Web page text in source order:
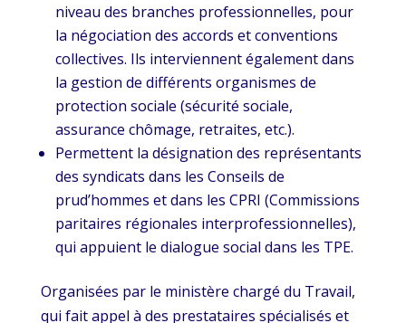
niveau des branches professionnelles, pour
la négociation des accords et conventions
collectives. Ils interviennent également dans
la gestion de différents organismes de
protection sociale (sécurité sociale,
assurance chômage, retraites, etc.).
Permettent la désignation des représentants
des syndicats dans les Conseils de
prud’hommes et dans les CPRI (Commissions
paritaires régionales interprofessionnelles),
qui appuient le dialogue social dans les TPE.
Organisées par le ministère chargé du Travail,
qui fait appel à des prestataires spécialisés et